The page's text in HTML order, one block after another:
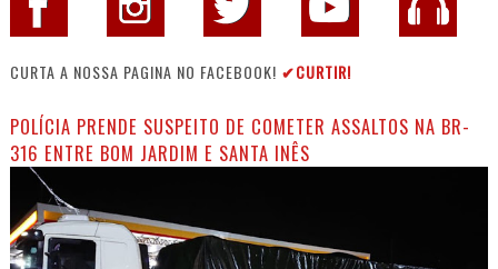
CURTA A NOSSA PAGINA NO FACEBOOK! ✔CURTIR!
POLÍCIA PRENDE SUSPEITO DE COMETER ASSALTOS NA BR-
316 ENTRE BOM JARDIM E SANTA INÊS